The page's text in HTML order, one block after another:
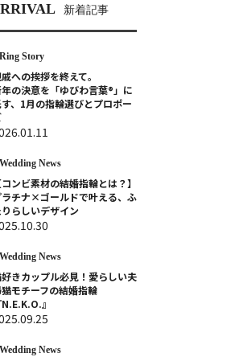
新着記事
Ring Story
への挨拶を終えて。
の決意を「ゆびわ言葉®」に
、1月の指輪選びとプロポー
Wedding News
コンビ素材の結婚指輪とは？】
ラチナ×ゴールドで叶える、ふ
りらしいデザイン
Wedding News
きカップル必見！愛らしい夫
モチーフの結婚指輪
N.E.K.O.』
Wedding News